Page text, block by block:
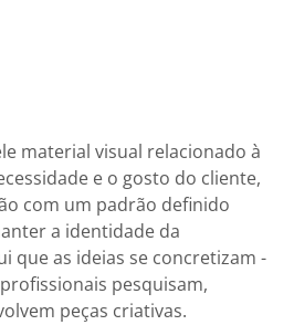
material visual relacionado à
e o gosto do cliente,
com um padrão definido
a identidade da
que as ideias se concretizam -
pesquisam,
peças criativas.